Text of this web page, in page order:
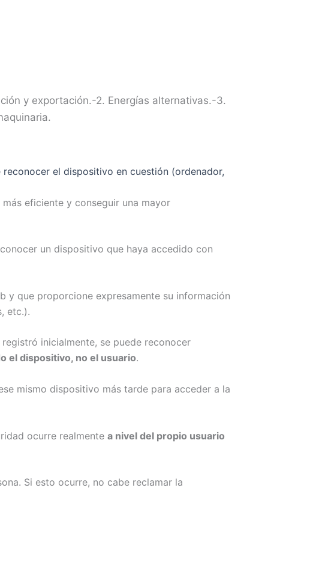
y exportación.-2. Energías alternativas.-3.
el dispositivo en cuestión (ordenador,
eficiente y conseguir una mayor
un dispositivo que haya accedido con
y que proporcione expresamente su información
etc.).
inicialmente, se puede reconocer
el dispositivo, no el usuario.
mismo dispositivo más tarde para acceder a la
ocurre realmente a nivel del propio usuario
Si esto ocurre, no cabe reclamar la